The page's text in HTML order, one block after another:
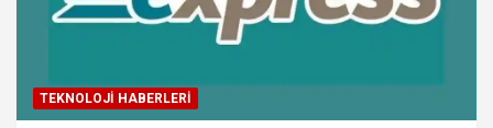
TEKNOLOJI HABERLERI